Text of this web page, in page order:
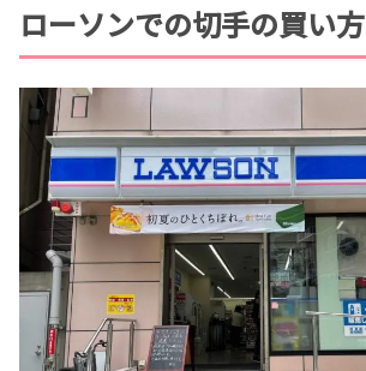
ローソンでの切手の買い方